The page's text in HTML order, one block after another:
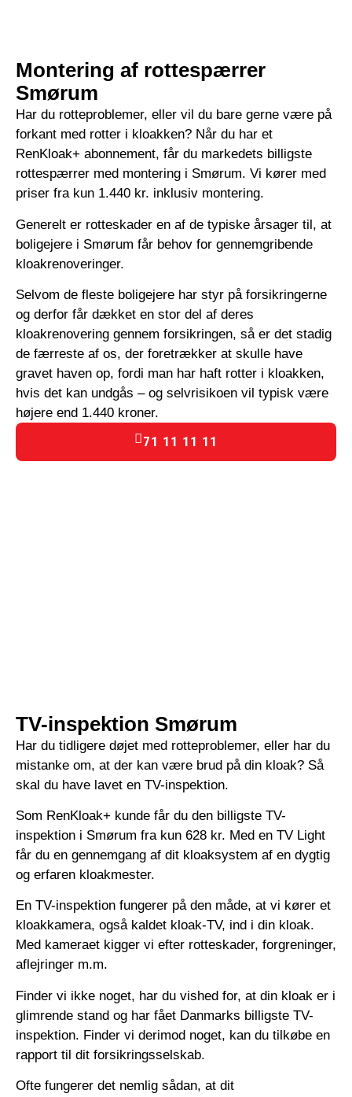
Montering af rottespærrer
Smørum
Har du rotteproblemer, eller vil du bare gerne være på
forkant med rotter i kloakken? Når du har et
RenKloak+ abonnement, får du markedets billigste
rottespærrer med montering i Smørum. Vi kører med
priser fra kun 1.440 kr. inklusiv montering.
Generelt er rotteskader en af de typiske årsager til, at
boligejere i Smørum får behov for gennemgribende
kloakrenoveringer.
Selvom de fleste boligejere har styr på forsikringerne
og derfor får dækket en stor del af deres
kloakrenovering gennem forsikringen, så er det stadig
de færreste af os, der foretrækker at skulle have
gravet haven op, fordi man har haft rotter i kloakken,
hvis det kan undgås – og selvrisikoen vil typisk være
højere end 1.440 kroner.
71 11 11 11
TV-inspektion Smørum
Har du tidligere døjet med rotteproblemer, eller har du
mistanke om, at der kan være brud på din kloak? Så
skal du have lavet en TV-inspektion.
Som RenKloak+ kunde får du den billigste TV-
inspektion i Smørum fra kun 628 kr. Med en TV Light
får du en gennemgang af dit kloaksystem af en dygtig
og erfaren kloakmester.
En TV-inspektion fungerer på den måde, at vi kører et
kloakkamera, også kaldet kloak-TV, ind i din kloak.
Med kameraet kigger vi efter rotteskader, forgreninger,
aflejringer m.m.
Finder vi ikke noget, har du vished for, at din kloak er i
glimrende stand og har fået Danmarks billigste TV-
inspektion. Finder vi derimod noget, kan du tilkøbe en
rapport til dit forsikringsselskab.
Ofte fungerer det nemlig sådan, at dit